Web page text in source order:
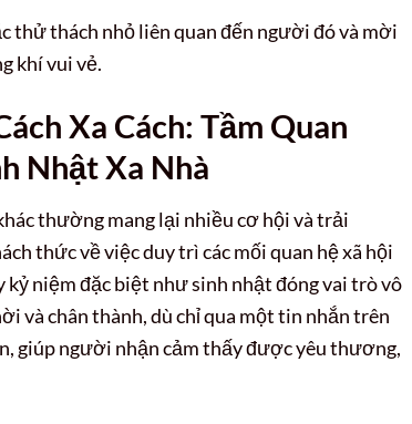
thử thách nhỏ liên quan đến người đó và mời
khí vui vẻ.
Xa Cách: Tầm Quan
Nhật Xa Nhà
thường mang lại nhiều cơ hội và trải
thức về việc duy trì các mối quan hệ xã hội
kỷ niệm đặc biệt như sinh nhật đóng vai trò vô
và chân thành, dù chỉ qua một tin nhắn trên
giúp người nhận cảm thấy được yêu thương,